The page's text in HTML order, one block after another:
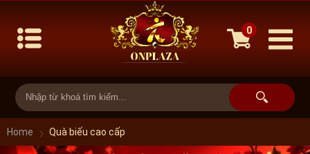
0
Home Quà biếu cao cấp